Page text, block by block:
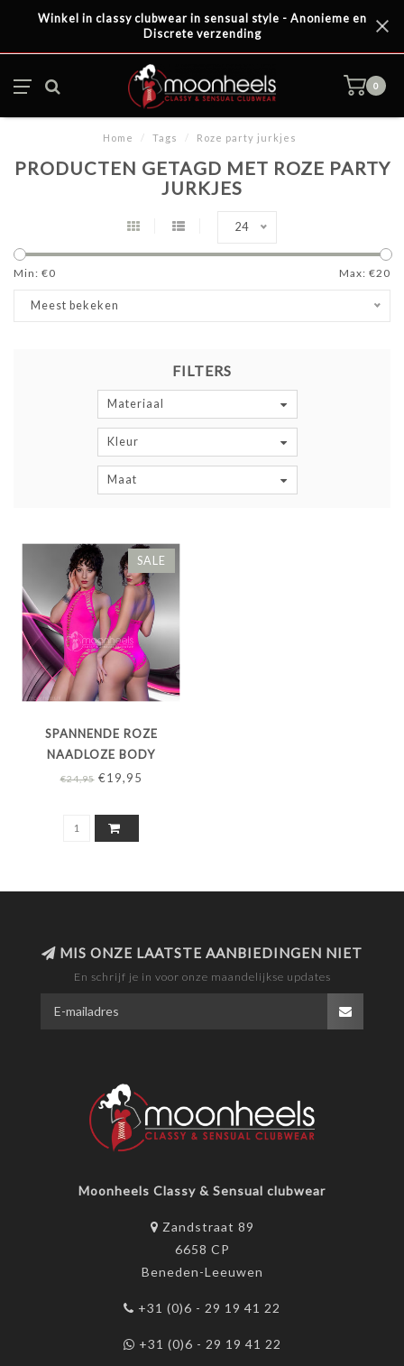
Winkel in classy clubwear in sensual style - Anonieme en
Discrete verzending
0
Home / Tags / Roze party jurkjes
PRODUCTEN GETAGD MET ROZE PARTY
JURKJES
24
Min: €0 Max: €20
Meest bekeken
FILTERS
Materiaal
Kleur
Maat
SALE
SPANNENDE ROZE
NAADLOZE BODY
€24,95€19,95
MIS ONZE LAATSTE AANBIEDINGEN NIET
En schrijf je in voor onze maandelijkse updates
Moonheels Classy & Sensual clubwear
Zandstraat 89
6658 CP
Beneden-Leeuwen
+31 (0)6 - 29 19 41 22
+31 (0)6 - 29 19 41 22